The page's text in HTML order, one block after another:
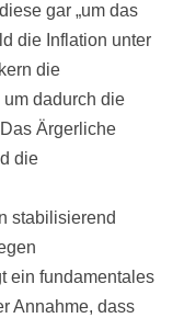
gar „um das
die Inflation unter
die
dadurch die
Ärgerliche
die
stabilisierend
ein fundamentales
Annahme, dass